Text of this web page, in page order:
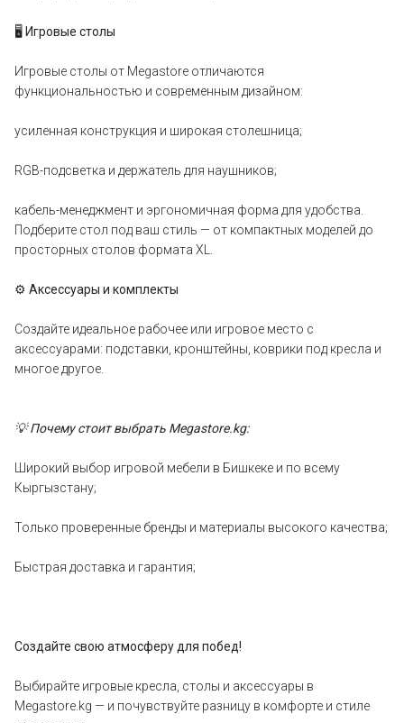
🖥️ Игровые столы
Игровые столы от Megastore отличаются
функциональностью и современным дизайном:
усиленная конструкция и широкая столешница;
RGB-подсветка и держатель для наушников;
кабель-менеджмент и эргономичная форма для удобства.
Подберите стол под ваш стиль — от компактных моделей до
просторных столов формата XL.
⚙️ Аксессуары и комплекты
Создайте идеальное рабочее или игровое место с
аксессуарами: подставки, кронштейны, коврики под кресла и
многое другое.
💡 Почему стоит выбрать Megastore.kg:
Широкий выбор игровой мебели в Бишкеке и по всему
Кыргызстану;
Только проверенные бренды и материалы высокого качества;
Быстрая доставка и гарантия;
Создайте свою атмосферу для побед!
Выбирайте игровые кресла, столы и аксессуары в
Megastore.kg — и почувствуйте разницу в комфорте и стиле